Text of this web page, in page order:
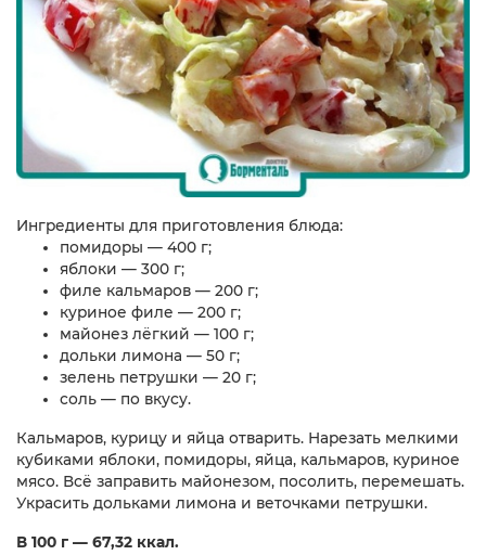
Ингредиенты для приготовления блюда:
помидоры — 400 г;
яблоки — 300 г;
филе кальмаров — 200 г;
куриное филе — 200 г;
майонез лёгкий — 100 г;
дольки лимона — 50 г;
зелень петрушки — 20 г;
соль — по вкусу.
Кальмаров, курицу и яйца отварить. Нарезать мелкими
кубиками яблоки, помидоры, яйца, кальмаров, куриное
мясо. Всё заправить майонезом, посолить, перемешать.
Украсить дольками лимона и веточками петрушки.
В 100 г — 67,32 ккал.